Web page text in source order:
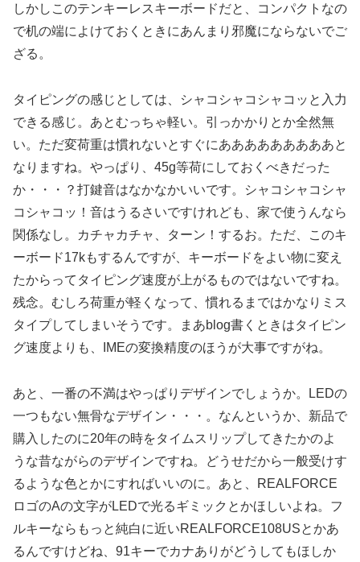
しかしこのテンキーレスキーボードだと、コンパクトなの
で机の端によけておくときにあんまり邪魔にならないでご
ざる。
タイピングの感じとしては、シャコシャコシャコッと入力
できる感じ。あとむっちゃ軽い。引っかかりとか全然無
い。ただ変荷重は慣れないとすぐにあああああああああと
なりますね。やっぱり、45g等荷にしておくべきだった
か・・・？打鍵音はなかなかいいです。シャコシャコシャ
コシャコッ！音はうるさいですけれども、家で使うんなら
関係なし。カチャカチャ、ターン！するお。ただ、このキ
ーボード17kもするんですが、キーボードをよい物に変え
たからってタイピング速度が上がるものではないですね。
残念。むしろ荷重が軽くなって、慣れるまではかなりミス
タイプしてしまいそうです。まあblog書くときはタイピン
グ速度よりも、IMEの変換精度のほうが大事ですがね。
あと、一番の不満はやっぱりデザインでしょうか。LEDの
一つもない無骨なデザイン・・・。なんというか、新品で
購入したのに20年の時をタイムスリップしてきたかのよ
うな昔ながらのデザインですね。どうせだから一般受けす
るような色とかにすればいいのに。あと、REALFORCE
ロゴのAの文字がLEDで光るギミックとかほしいよね。フ
ルキーならもっと純白に近いREALFORCE108USとかあ
るんですけどね、91キーでカナありがどうしてもほしか